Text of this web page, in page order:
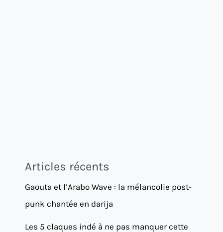
Articles récents
Gaouta et l’Arabo Wave : la mélancolie post-
punk chantée en darija
Les 5 claques indé à ne pas manquer cette